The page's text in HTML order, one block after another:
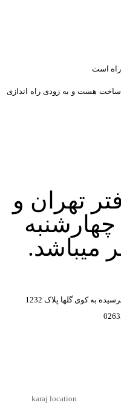
راه است
ساخت هست و به زودی راه اندازی
تهران و
به کوی گلها پلاک 1232